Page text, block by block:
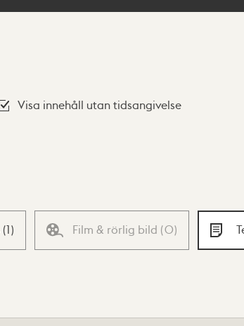
Visa innehåll utan tidsangivelse
(1) Film & rörlig bild (0)